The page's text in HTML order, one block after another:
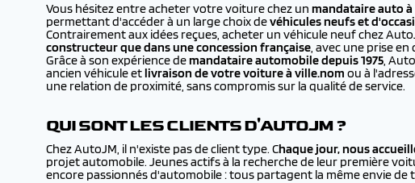
Vous hésitez entre acheter votre voiture chez un mandataire auto à
permettant d'accéder à un large choix devéhicules neufs et
Contrairement aux idées reçues, acheter un véhicule neuf chez
constructeur que dans une concession française, avec une prise
Grâce à son expérience demandataire automobile depuis 1975,
ancien véhicule etlivraison de votre voiture à ville.nom ou à
une relation de proximité, sans compromis sur la qualité de service.
QUI SONT LES CLIENTS D'AUTOJM ?
Chez AutoJM, il n'existe pas de client type. Chaque jour, nous
projet automobile. Jeunes actifs à la recherche de leur première
encore passionnés d'automobile : tous partagent la même envie